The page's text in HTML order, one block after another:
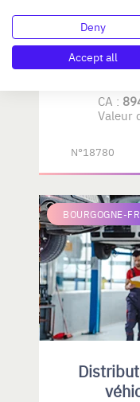
CA :
Valeur
N°18780
BOURGOGNE-
Deny
Accept all